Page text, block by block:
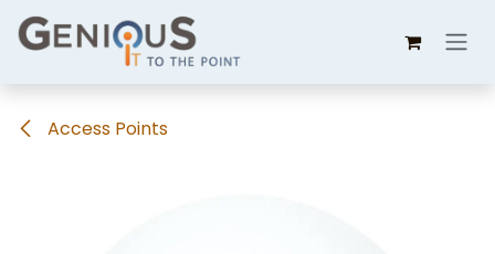
Overslaan naar inhoud
Access Points